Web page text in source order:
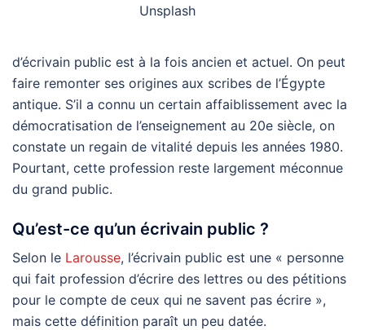
Unsplash
d’écrivain public est à la fois ancien et actuel. On peut
faire remonter ses origines aux scribes de l’Égypte
antique. S’il a connu un certain affaiblissement avec la
démocratisation de l’enseignement au 20e siècle, on
constate un regain de vitalité depuis les années 1980.
Pourtant, cette profession reste largement méconnue
du grand public.
Qu’est-ce qu’un écrivain public ?
Selon le Larousse, l’écrivain public est une « personne
qui fait profession d’écrire des lettres ou des pétitions
pour le compte de ceux qui ne savent pas écrire »,
mais cette définition paraît un peu datée.